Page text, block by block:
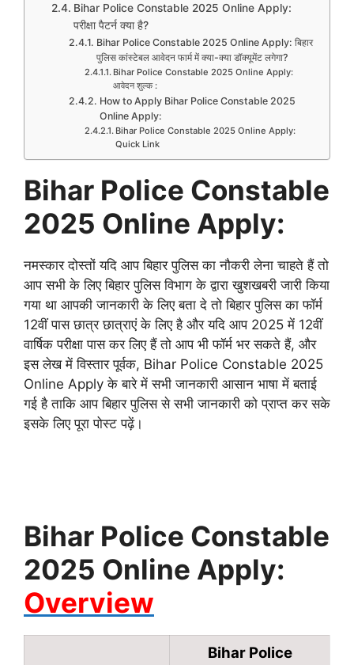
Bihar Police Constable 2025 Online Apply:
परीक्षा पैटर्न क्या है?
Bihar Police Constable 2025 Online Apply: बिहार
पुलिस कांस्टेबल आवेदन फार्म में क्या-क्या डॉक्यूमेंट लगेगा?
Bihar Police Constable 2025 Online Apply:
आवेदन शुल्क :
How to Apply Bihar Police Constable 2025
Online Apply:
Bihar Police Constable 2025 Online Apply:
Quick Link
Bihar Police Constable
2025 Online Apply:
नमस्कार दोस्तों यदि आप बिहार पुलिस का नौकरी लेना चाहते हैं तो
आप सभी के लिए बिहार पुलिस विभाग के द्वारा खुशखबरी जारी किया
गया था आपकी जानकारी के लिए बता दे तो बिहार पुलिस का फॉर्म
12वीं पास छात्र छात्राएं के लिए है और यदि आप 2025 में 12वीं
वार्षिक परीक्षा पास कर लिए हैं तो आप भी फॉर्म भर सकते हैं, और
इस लेख में विस्तार पूर्वक, Bihar Police Constable 2025
Online Apply के बारे में सभी जानकारी आसान भाषा में बताई
गई है ताकि आप बिहार पुलिस से सभी जानकारी को प्राप्त कर सके
इसके लिए पूरा पोस्ट पढ़ें।
Bihar Police Constable
2025 Online Apply:
Overview
Bihar Police